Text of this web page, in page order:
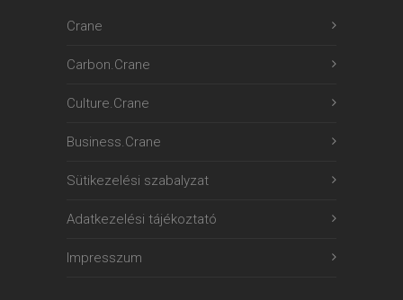
Crane
Carbon.Crane
Culture.Crane
Business.Crane
Sütikezelési szabalyzat
Adatkezelési tájékoztató
Impresszum